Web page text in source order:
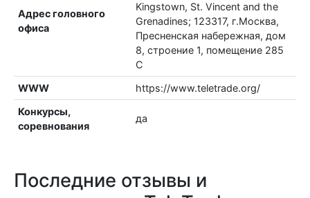
Адрес головного
офиса
Kingstown, St. Vincent and the
Grenadines; 123317, г.Москва,
Пресненская набережная, дом
8, строение 1, помещение 285
С
WWW
https://www.teletrade.org/
Конкурсы,
соревнования
да
Последние отзывы и